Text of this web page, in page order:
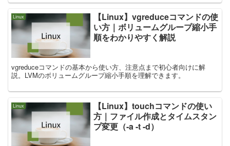
Linux
【Linux】vgreduceコマンドの使
い方｜ボリュームグループ縮小手
順をわかりやすく解説
vgreduceコマンドの基本から使い方、注意点まで初心者向けに解
説。LVMのボリュームグループ縮小手順を理解できます。
Linux
【Linux】touchコマンドの使い
方｜ファイル作成とタイムスタン
プ変更（-a -t -d）